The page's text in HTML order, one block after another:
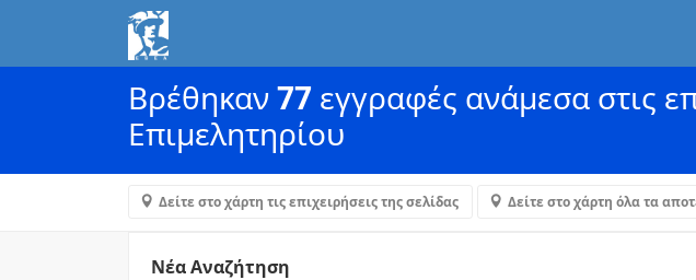
Βρέθηκαν77 εγγραφές ανάμεσα στις
Επιμελητηρίου
Δείτε στο χάρτη τις επιχειρήσεις της σελίδας Δείτε στο χάρτη όλα τα
Νέα Αναζήτηση